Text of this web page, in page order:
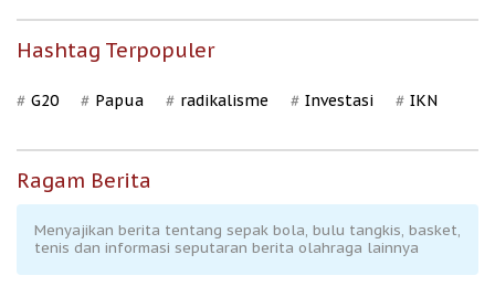
Hashtag Terpopuler
G20 Papua radikalisme Investasi IKN
Ragam Berita
Menyajikan berita tentang sepak bola, bulu tangkis, basket,
tenis dan informasi seputaran berita olahraga lainnya